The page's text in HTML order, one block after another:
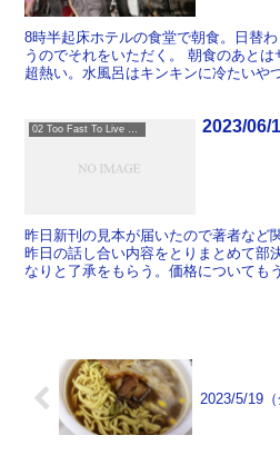
8時半起床ホテルの食堂で朝食。日替
うのでそれをいただく。 朝食のあと
超熱い。水風呂はキンキンに冷たいや
02 Too Fast To Live Too Young To Die 2023/06/
昨日新刊の見本が届いたので著者など
昨日の話し合い内容をとりまとめて部
なりと了承をもらう。価格についても
2023/5/19